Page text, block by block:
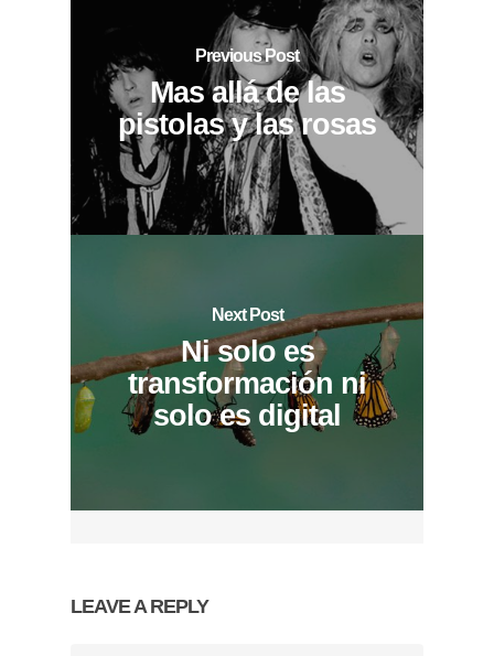
Previous Post
Mas allá de las
pistolas y las rosas
Next Post
Ni solo es
transformación ni
solo es digital
LEAVE A REPLY